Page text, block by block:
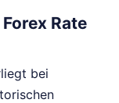
Rate
bei